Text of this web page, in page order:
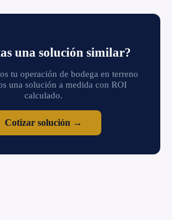
una solución similar?
tu operación de bodega en terreno
una solución a medida con ROI
calculado.
Cotizar solución →